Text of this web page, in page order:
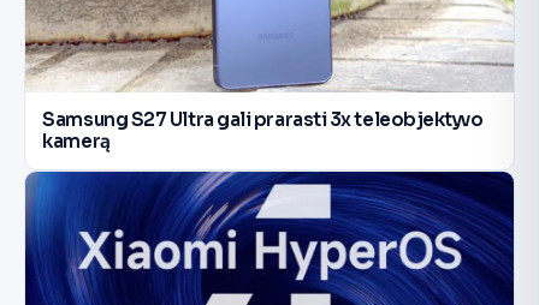
Samsung S27 Ultra gali prarasti 3x teleobjektyvo
kamerą